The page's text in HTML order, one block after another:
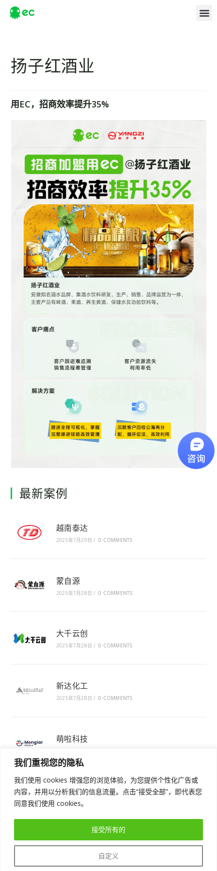
我们重视您的隐私
我们使用 cookies 增强您的浏览体验，为您提供个性化广告或
内容，并用以分析我们的信息流量。点击“接受全部”，即代表您
同意我们使用 cookies。
自定义
接受所有的
扬子红酒业
用EC，招商效率提升35%
最新案例
越南泰达
2025年7月29日 / 0 COMMENTS
蒙自源
2025年7月28日 / 0 COMMENTS
大千云创
2025年7月28日 / 0 COMMENTS
新达化工
2025年7月28日 / 0 COMMENTS
萌啦科技
免费体验AI驱动的增长型CRM
实现业绩增长